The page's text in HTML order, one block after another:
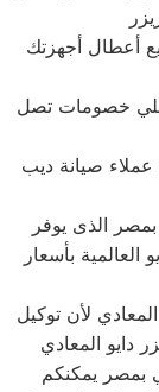
أعطال أجهزتك
علي خصومات تصل
صيانة ديب
بمصر الذى يوفر
بأسعار
لأن توكيل
دايو المعادي
بمصر يمكنكم